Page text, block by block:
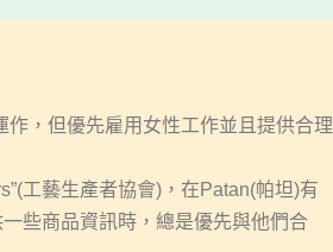
，但優先雇用女性工作並且提供合理
工藝生產者協會)，在Patan(帕坦)有
些商品資訊時，總是優先與他們合